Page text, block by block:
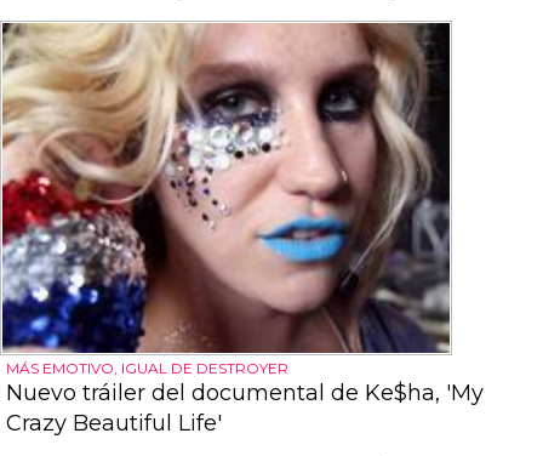
MÁS EMOTIVO, IGUAL DE DESTROYER
Nuevo tráiler del documental de Ke$ha, 'My
Crazy Beautiful Life'